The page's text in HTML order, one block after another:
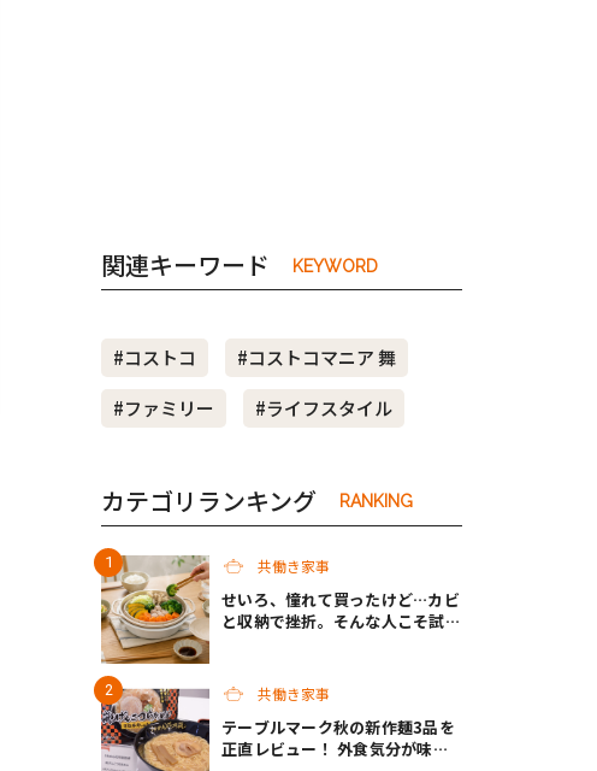
関連キーワード KEYWORD
#コストコ
#コストコマニア 舞
#ファミリー
#ライフスタイル
カテゴリランキング RANKING
共働き家事
せいろ、憧れて買ったけど…カビ
と収納で挫折。そんな人こそ試し
共働き家事
テーブルマーク秋の新作麺3品を
正直レビュー！ 外食気分が味わ